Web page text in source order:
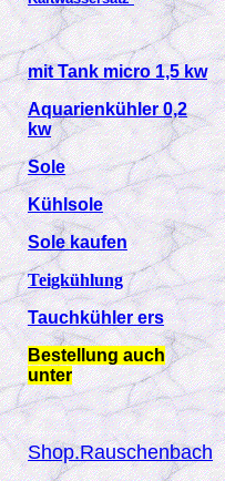
mit Tank micro 1,5 kw
Aquarienkühler 0,2
kw
Sole
Kühlsole
Sole kaufen
Teigkühlung
Tauchkühler ers
Bestellung auch
unter
Shop.Rauschenbach